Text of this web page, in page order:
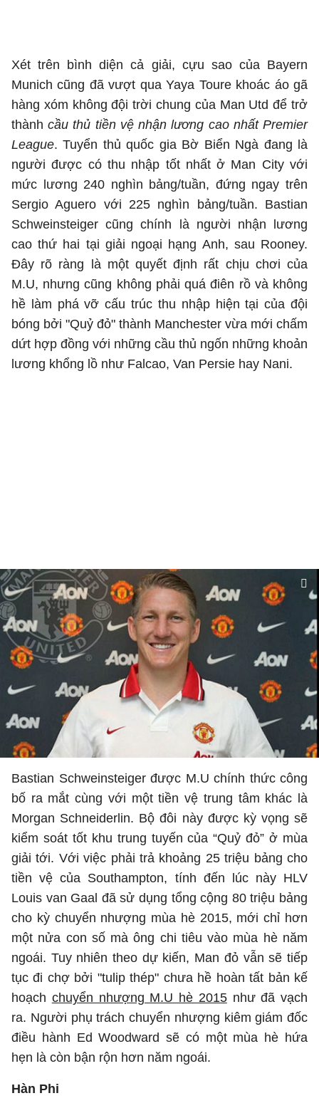
Xét trên bình diện cả giải, cựu sao của Bayern
Munich cũng đã vượt qua Yaya Toure khoác áo gã
hàng xóm không đội trời chung của Man Utd để trở
thànhcầu thủ tiền vệ nhận lương cao nhất Premier
League. Tuyển thủ quốc gia Bờ Biển Ngà đang là
người được có thu nhập tốt nhất ở Man City với
mức lương 240 nghìn bảng/tuần, đứng ngay trên
Sergio Aguero với 225 nghìn bảng/tuần. Bastian
Schweinsteiger cũng chính là người nhận lương
cao thứ hai tại giải ngoại hạng Anh, sau Rooney.
Đây rõ ràng là một quyết định rất chịu chơi của
M.U, nhưng cũng không phải quá điên rồ và không
hề làm phá vỡ cấu trúc thu nhập hiện tại của đội
bóng bởi "Quỷ đỏ" thành Manchester vừa mới chấm
dứt hợp đồng với những cầu thủ ngốn những khoản
lương khổng lồ như Falcao, Van Persie hay Nani.
Bastian Schweinsteiger được M.U chính thức công
bố ra mắt cùng với một tiền vệ trung tâm khác là
Morgan Schneiderlin. Bộ đôi này được kỳ vọng sẽ
kiểm soát tốt khu trung tuyến của “Quỷ đỏ” ở mùa
giải tới. Với việc phải trả khoảng 25 triệu bảng cho
tiền vệ của Southampton, tính đến lúc này HLV
Louis van Gaal đã sử dụng tổng cộng 80 triệu bảng
cho kỳ chuyển nhượng mùa hè 2015, mới chỉ hơn
một nửa con số mà ông chi tiêu vào mùa hè năm
ngoái. Tuy nhiên theo dự kiến, Man đỏ vẫn sẽ tiếp
tục đi chợ bởi "tulip thép" chưa hề hoàn tất bản kế
hoạch chuyển nhượng M.U hè 2015như đã vạch
ra. Người phụ trách chuyển nhượng kiêm giám đốc
điều hành Ed Woodward sẽ có một mùa hè hứa
hẹn là còn bận rộn hơn năm ngoái.
Hàn Phi